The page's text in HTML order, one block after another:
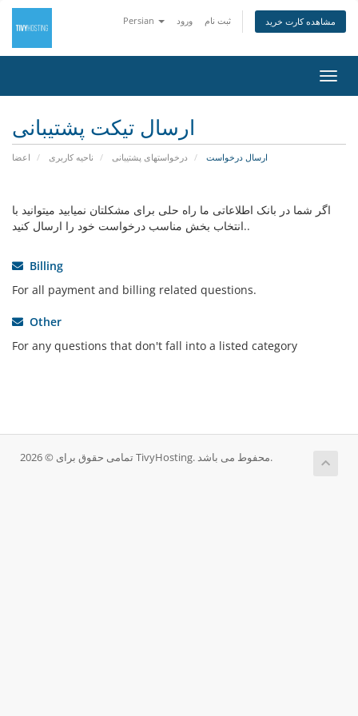
Persian ورود ثبت نام مشاهده کارت خرید
تغییر
ارسال تیکت پشتیبانی
اعضا ناحیه کاربری درخواستهای پشتیبانی ارسال درخواست
اگر شما در بانک اطلاعاتی ما راه حلی برای مشکلتان نمیابید میتوانید با
انتخاب بخش مناسب درخواست خود را ارسال کنید..
Billing
For all payment and billing related questions.
Other
For any questions that don't fall into a listed category
تمامی حقوق برای © 2026 TivyHosting. محفوط می باشد.